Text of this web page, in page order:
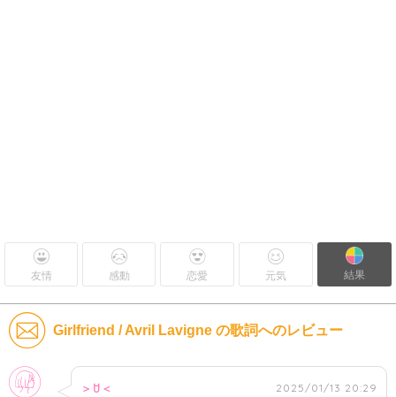
友情 感動 恋愛 元気 結果
Girlfriend / Avril Lavigne の歌詞へのレビュー
女性
＞ꇴ＜ 2025/01/13 20:29